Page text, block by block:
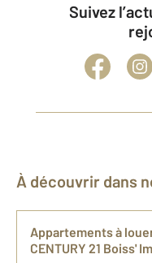
Suivez l’actualité immobilière et
À découvrir dans
Appartements à
CENTURY 21 Boiss'